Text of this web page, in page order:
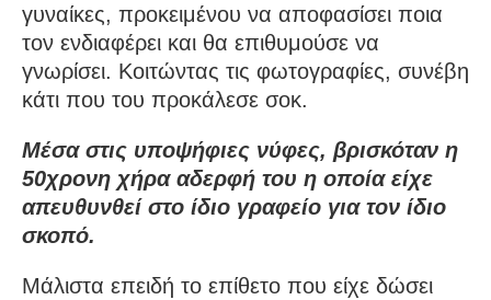
γυναίκες, προκειμένου να αποφασίσει ποια
τον ενδιαφέρει και θα επιθυμούσε να
γνωρίσει. Κοιτώντας τις φωτογραφίες, συνέβη
κάτι που του προκάλεσε σοκ.
Μέσα στις υποψήφιες νύφες, βρισκόταν η
50χρονη χήρα αδερφή του η οποία είχε
απευθυνθεί στο ίδιο γραφείο για τον ίδιο
σκοπό.
Μάλιστα επειδή το επίθετο που είχε δώσει